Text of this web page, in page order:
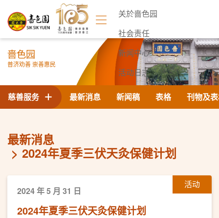
关於啬色园
社会责任
新闻中心
活动日志
联络我们
啬色园
普济劝善 崇善惠民
最新消息 新闻稿 表格 刊物及
慈善服务
最新消息
2024年夏季三伏天灸保健计划
活动
2024 年 5 月 31 日
2024年夏季三伏天灸保健计划